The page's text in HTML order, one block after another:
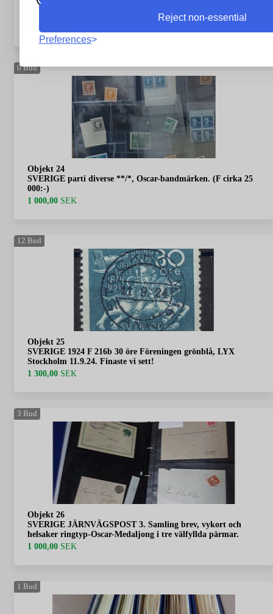
Reject non-essential
Preferences
Liten samling ortstämplar på OSCAR II i liten pärm. Läsbara
1 500,00
0 Bud
Objekt 24
SVERIGE parti diverse **/*, Oscar-bandmärken. (F cirka 25
000:-)
1 000,00 SEK
12 Bud
Objekt 25
SVERIGE 1924 F 216b 30 öre Föreningen grönblå, LYX
Stockholm 11.9.24. Finaste vi sett!
1 300,00 SEK
3 Bud
Objekt 26
SVERIGE JÄRNVÄGSPOST 3. Samling brev, vykort och
helsaker ringtyp-Oscar-Medaljong i tre välfyllda pärmar.
1 000,00 SEK
1 Bud